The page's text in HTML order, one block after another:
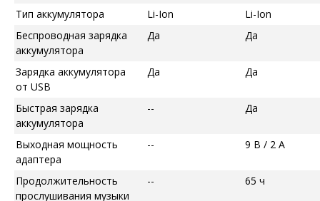
Тип аккумулятора
Li-Ion
Li-Ion
Беспроводная зарядка
аккумулятора
Да Да
Зарядка аккумулятора
от USB
Да Да
Быстрая зарядка
аккумулятора
-- Да
Выходная мощность
адаптера
-- 9 В / 2 А
Продолжительность
прослушивания музыки
-- 65 ч